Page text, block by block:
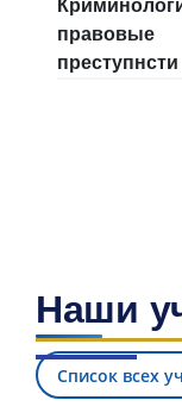
преступнсти
Наши
Список всех